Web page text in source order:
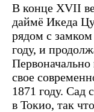
В конце XVII
даймё Икеда
рядом с
году, и
Первоначально
свое
1871 году. Сад
в Токио, так